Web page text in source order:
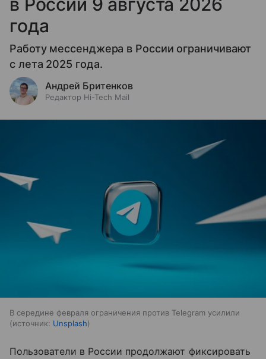
года
Работу мессенджера в России ограничивают
с лета 2025 года.
Андрей Бритенков
Редактор Hi-Tech Mail
В середине февраля ограничения против Telegram усилили
источник: Unsplash
Пользователи в России продолжают фиксировать